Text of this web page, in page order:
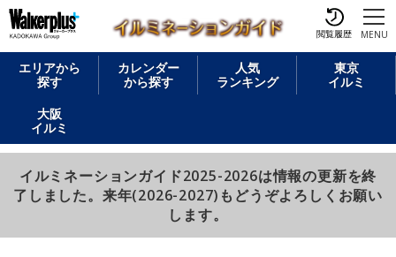
閲覧履歴 MENU
エリアから
探す
カレンダー
から探す
人気
ランキング
東京
イルミ
大阪
イルミ
イルミネーションガイド2025-2026は情報の更新を終
了しました。来年(2026-2027)もどうぞよろしくお願い
します。